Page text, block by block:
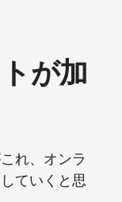
が加
れ、オンラ
ていくと思